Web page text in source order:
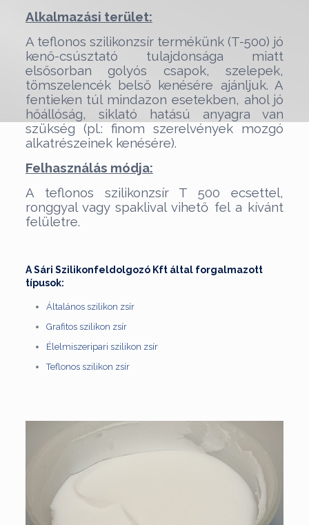
Alkalmazási terület:
A teflonos szilikonzsír termékünk (T-500) jó
kenő-csúsztató tulajdonsága miatt
elsősorban golyós csapok, szelepek,
tömszelencék belső kenésére ajánljuk. A
fentieken túl mindazon esetekben, ahol jó
hőállóság, siklató hatású anyagra van
szükség (pl.: finom szerelvények mozgó
alkatrészeinek kenésére).
Felhasználás módja:
A teflonos szilikonzsír T 500 ecsettel,
ronggyal vagy spaklival vihető fel a kívánt
felületre.
A Sári Szilikonfeldolgozó Kft által forgalmazott
típusok:
Általános szilikon zsír
Grafitos szilikon zsír
Élelmiszeripari szilikon zsír
Teflonos szilikon zsír